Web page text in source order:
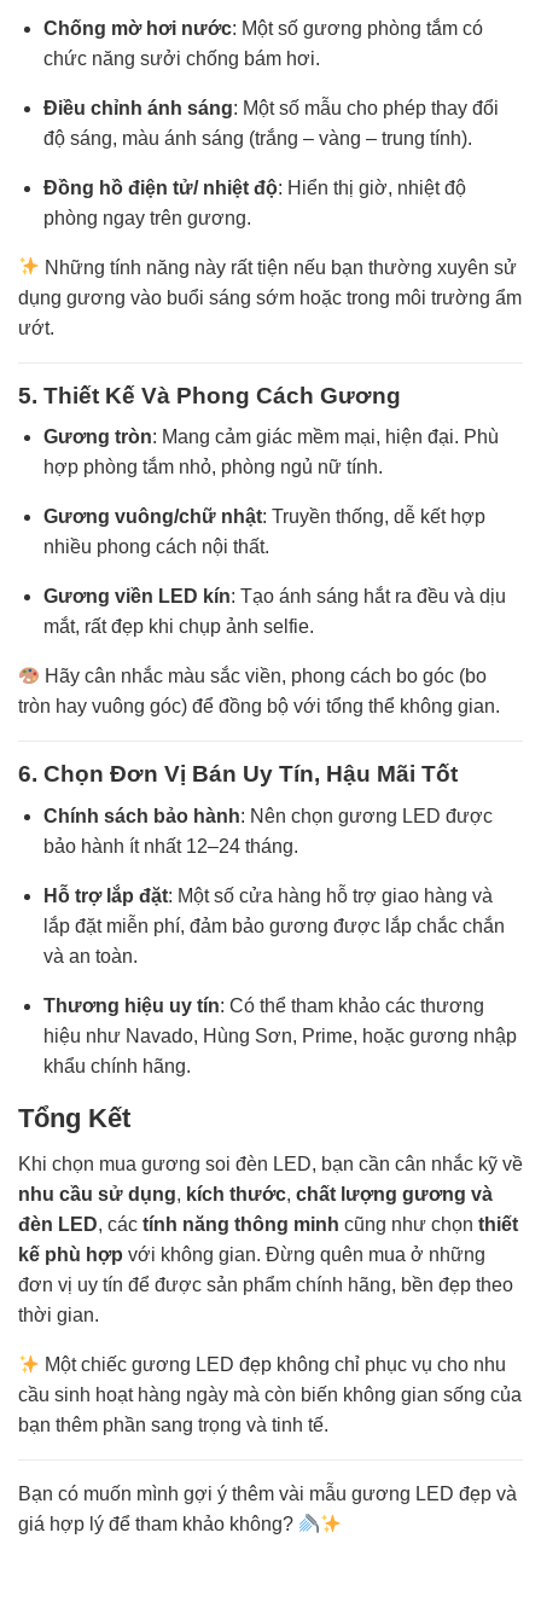
Chống mờ hơi nước: Một số gương phòng tắm có
chức năng sưởi chống bám hơi.
Điều chỉnh ánh sáng: Một số mẫu cho phép thay đổi
độ sáng, màu ánh sáng (trắng – vàng – trung tính).
Đồng hồ điện tử/ nhiệt độ: Hiển thị giờ, nhiệt độ
phòng ngay trên gương.
Những tính năng này rất tiện nếu bạn thường xuyên sử
dụng gương vào buổi sáng sớm hoặc trong môi trường ẩm
ướt.
5. Thiết Kế Và Phong Cách Gương
Gương tròn: Mang cảm giác mềm mại, hiện đại. Phù
hợp phòng tắm nhỏ, phòng ngủ nữ tính.
Gương vuông/chữ nhật: Truyền thống, dễ kết hợp
nhiều phong cách nội thất.
Gương viền LED kín: Tạo ánh sáng hắt ra đều và dịu
mắt, rất đẹp khi chụp ảnh selfie.
Hãy cân nhắc màu sắc viền, phong cách bo góc (bo
tròn hay vuông góc) để đồng bộ với tổng thể không gian.
6. Chọn Đơn Vị Bán Uy Tín, Hậu Mãi Tốt
Chính sách bảo hành: Nên chọn gương LED được
bảo hành ít nhất 12–24 tháng.
Hỗ trợ lắp đặt: Một số cửa hàng hỗ trợ giao hàng và
lắp đặt miễn phí, đảm bảo gương được lắp chắc chắn
và an toàn.
Thương hiệu uy tín: Có thể tham khảo các thương
hiệu như Navado, Hùng Sơn, Prime, hoặc gương nhập
khẩu chính hãng.
Tổng Kết
Khi chọn mua gương soi đèn LED, bạn cần cân nhắc kỹ về
nhu cầu sử dụng, kích thước, chất lượng gương và
đèn LED, các tính năng thông minh cũng như chọn thiết
kế phù hợp với không gian. Đừng quên mua ở những
đơn vị uy tín để được sản phẩm chính hãng, bền đẹp theo
thời gian.
Một chiếc gương LED đẹp không chỉ phục vụ cho nhu
cầu sinh hoạt hàng ngày mà còn biến không gian sống của
bạn thêm phần sang trọng và tinh tế.
Bạn có muốn mình gợi ý thêm vài mẫu gương LED đẹp và
giá hợp lý để tham khảo không?